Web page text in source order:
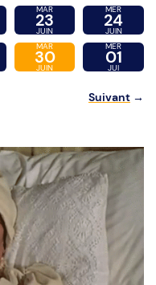
MAR
23
JUIN
MER
24
JUIN
MAR
30
JUIN
MER
01
JUI
Suivant →